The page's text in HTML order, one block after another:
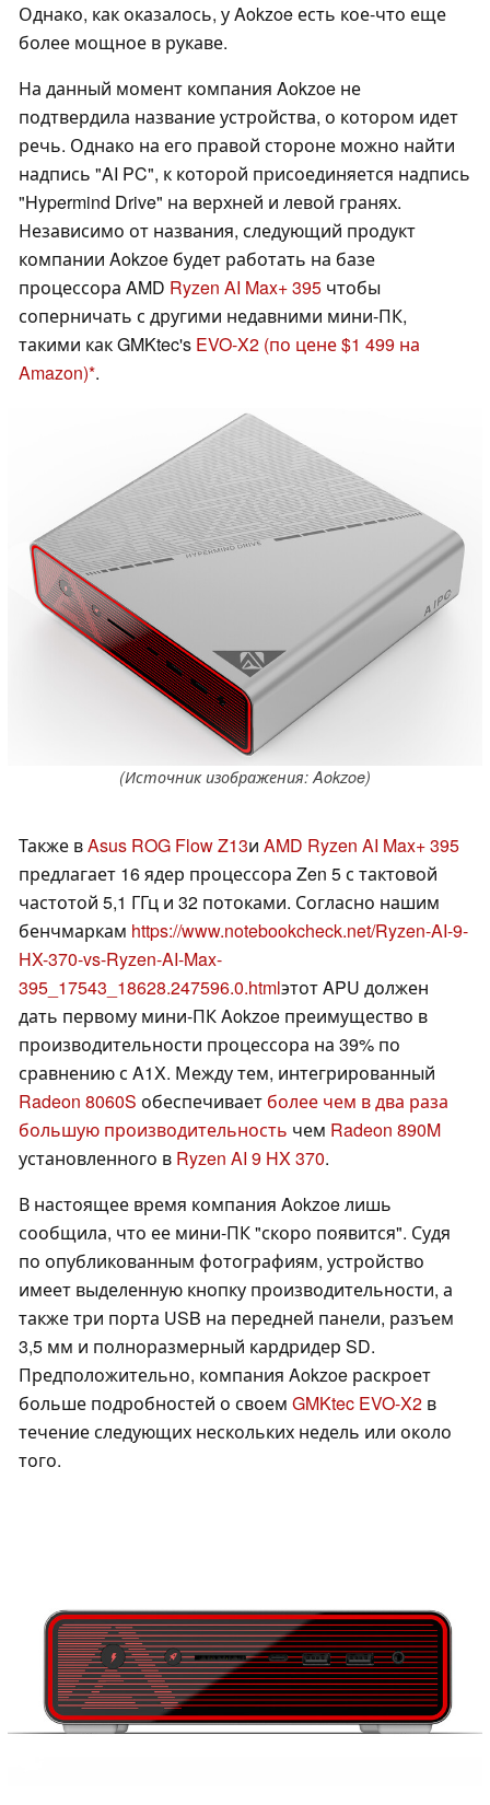
Однако, как оказалось, у Aokzoe есть кое-что еще
более мощное в рукаве.
На данный момент компания Aokzoe не
подтвердила название устройства, о котором идет
речь. Однако на его правой стороне можно найти
надпись "AI PC", к которой присоединяется надпись
"Hypermind Drive" на верхней и левой гранях.
Независимо от названия, следующий продукт
компании Aokzoe будет работать на базе
процессора AMD Ryzen AI Max+ 395 чтобы
соперничать с другими недавними мини-ПК,
такими как GMKtec's EVO-X2 (по цене $1 499 на
Amazon) .
(Источник изображения: Aokzoe)
Также вAsus ROG Flow Z13и AMD Ryzen AI Max+ 395
предлагает 16 ядер процессора Zen 5 с тактовой
частотой 5,1 ГГц и 32 потоками. Согласно нашим
бенчмаркам https://www.notebookcheck.net/Ryzen-AI-9-
HX-370-vs-Ryzen-AI-Max-
395_17543_18628.247596.0.htmlэтот APU должен
дать первому мини-ПК Aokzoe преимущество в
производительности процессора на 39% по
сравнению с A1X. Между тем, интегрированный
Radeon 8060S обеспечивает более чем в два раза
большую производительность чем Radeon 890M
установленного в Ryzen AI 9 HX 370.
В настоящее время компания Aokzoe лишь
сообщила, что ее мини-ПК "скоро появится". Судя
по опубликованным фотографиям, устройство
имеет выделенную кнопку производительности, а
также три порта USB на передней панели, разъем
3,5 мм и полноразмерный кардридер SD.
Предположительно, компания Aokzoe раскроет
больше подробностей о своем GMKtec EVO-X2 в
течение следующих нескольких недель или около
того.